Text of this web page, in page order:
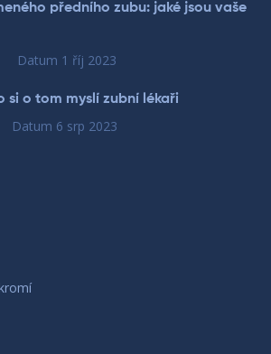
předního zubu: jaké jsou vaše
Datum 1 říj 2023
si o tom myslí zubní lékaři
Datum 6 srp 2023